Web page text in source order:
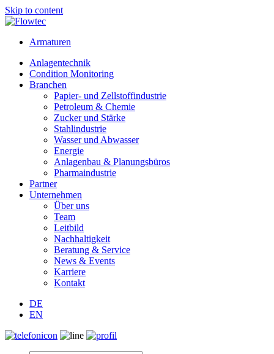
Skip to content
Armaturen
Anlagentechnik
Condition Monitoring
Branchen
Papier- und Zellstoffindustrie
Petroleum & Chemie
Zucker und Stärke
Stahlindustrie
Wasser und Abwasser
Energie
Anlagenbau & Planungsbüros
Pharmaindustrie
Partner
Unternehmen
Über uns
Team
Leitbild
Nachhaltigkeit
Beratung & Service
News & Events
Karriere
Kontakt
DE
EN